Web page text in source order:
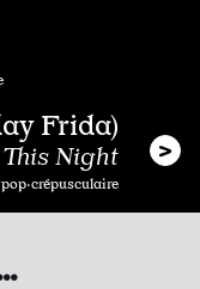
Frida)
This Night